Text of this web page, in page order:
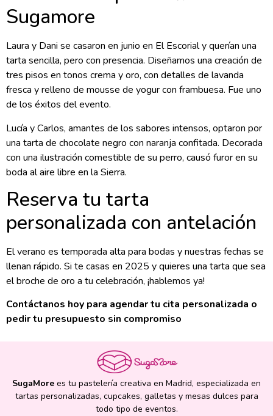
Sugamore
Laura y Dani se casaron en junio en El Escorial y querían una
tarta sencilla, pero con presencia. Diseñamos una creación de
tres pisos en tonos crema y oro, con detalles de lavanda
fresca y relleno de mousse de yogur con frambuesa. Fue uno
de los éxitos del evento.
Lucía y Carlos, amantes de los sabores intensos, optaron por
una tarta de chocolate negro con naranja confitada. Decorada
con una ilustración comestible de su perro, causó furor en su
boda al aire libre en la Sierra.
Reserva tu tarta
personalizada con antelación
El verano es temporada alta para bodas y nuestras fechas se
llenan rápido. Si te casas en 2025 y quieres una tarta que sea
el broche de oro a tu celebración, ¡hablemos ya!
Contáctanos hoy para agendar tu cita personalizada o
pedir tu presupuesto sin compromiso
SugaMore es tu pastelería creativa en Madrid, especializada en
tartas personalizadas, cupcakes, galletas y mesas dulces para
todo tipo de eventos.